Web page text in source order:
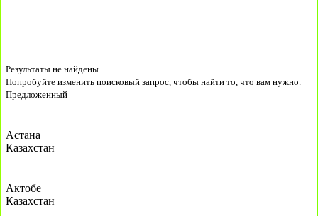
Результаты не найдены
Попробуйте изменить поисковый запрос, чтобы найти то, что вам нужно.
Предложенный
Астана
Казахстан
Актобе
Казахстан